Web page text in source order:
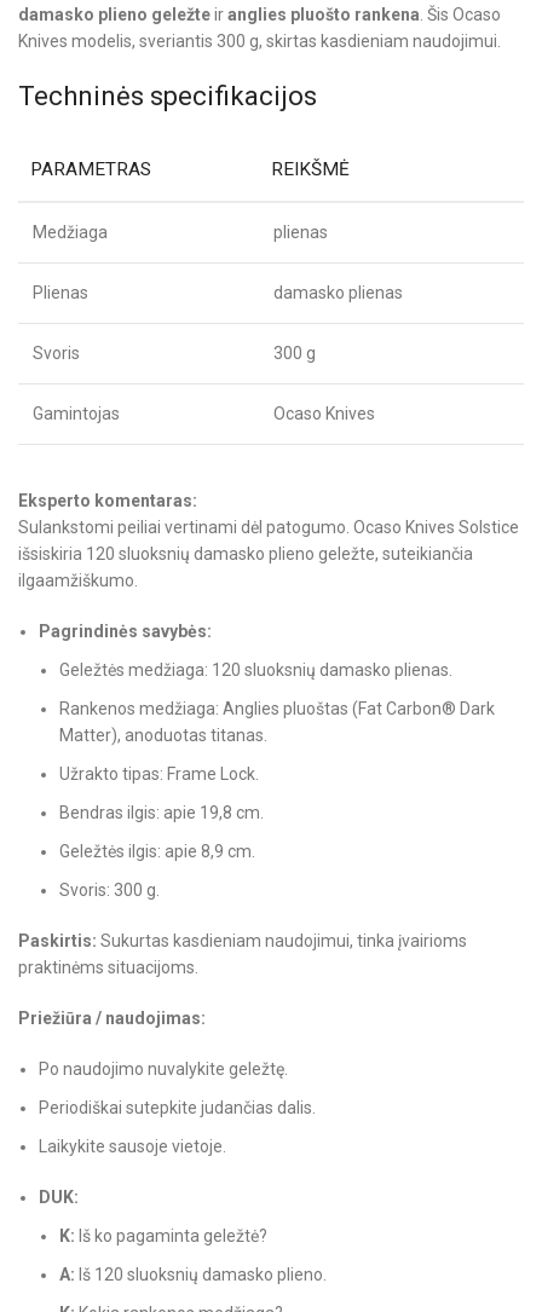
damasko plieno geležteiranglies pluošto rankena. Šis Ocaso
Knives modelis, sveriantis 300 g, skirtas kasdieniam naudojimui.
Techninės specifikacijos
PARAMETRAS REIKŠMĖ
Medžiaga plienas
Plienas damasko plienas
Svoris 300 g
Gamintojas Ocaso Knives
Eksperto komentaras:
Sulankstomi peiliai vertinami dėl patogumo. Ocaso Knives Solstice
išsiskiria 120 sluoksnių damasko plieno geležte, suteikiančia
ilgaamžiškumo.
Pagrindinės savybės:
Geležtės medžiaga: 120 sluoksnių damasko plienas.
Rankenos medžiaga: Anglies pluoštas (Fat Carbon® Dark
Matter), anoduotas titanas.
Užrakto tipas: Frame Lock.
Bendras ilgis: apie 19,8 cm.
Geležtės ilgis: apie 8,9 cm.
Svoris: 300 g.
Paskirtis: Sukurtas kasdieniam naudojimui, tinka įvairioms
praktinėms situacijoms.
Priežiūra / naudojimas:
Po naudojimo nuvalykite geležtę.
Periodiškai sutepkite judančias dalis.
Laikykite sausoje vietoje.
DUK:
K: Iš ko pagaminta geležtė?
A: Iš 120 sluoksnių damasko plieno.